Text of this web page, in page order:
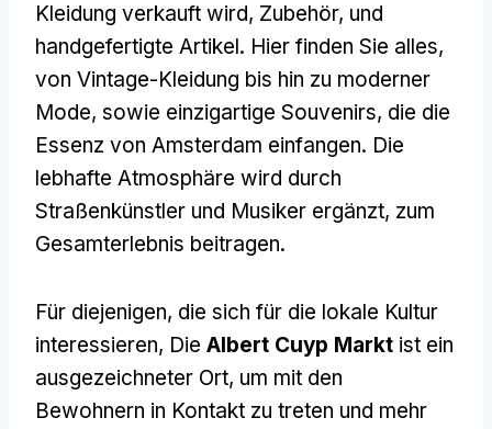
Kleidung verkauft wird, Zubehör, und
handgefertigte Artikel. Hier finden Sie alles,
von Vintage-Kleidung bis hin zu moderner
Mode, sowie einzigartige Souvenirs, die die
Essenz von Amsterdam einfangen. Die
lebhafte Atmosphäre wird durch
Straßenkünstler und Musiker ergänzt, zum
Gesamterlebnis beitragen.
Für diejenigen, die sich für die lokale Kultur
interessieren, Die Albert Cuyp Markt ist ein
ausgezeichneter Ort, um mit den
Bewohnern in Kontakt zu treten und mehr